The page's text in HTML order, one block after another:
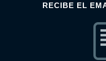
RECIBE EL